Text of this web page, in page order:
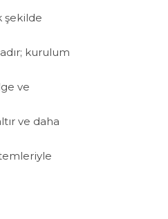
şekilde
kurulum
ve
ve daha